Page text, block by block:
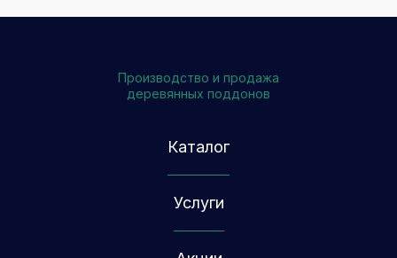
Производство и продажа
деревянных поддонов
Каталог
Услуги